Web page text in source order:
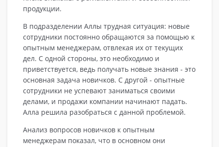
продукции.
В подразделении Аллы трудная ситуация: новые
сотрудники постоянно обращаются за помощью к
опытным менеджерам, отвлекая их от текущих
дел. С одной стороны, это необходимо и
приветствуется, ведь получать новые знания - это
основная задача новичков. С другой - опытные
сотрудники не успевают заниматься своими
делами, и продажи компании начинают падать.
Алла решила разобраться с данной проблемой.
Анализ вопросов новичков к опытным
менеджерам показал, что в основном они